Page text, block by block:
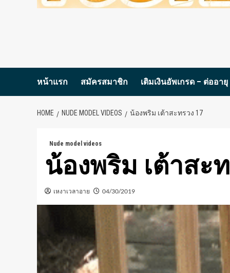
หน้าแรก สมัครสมาชิก เติมเงินอัพเกรด – ต่ออายุ
HOME NUDE MODEL VIDEOS น้องพริม เต้าสะทรวง 17
Nude model videos
น้องพริม เต้าสะ
เหงาเวลาอาย 04/30/2019